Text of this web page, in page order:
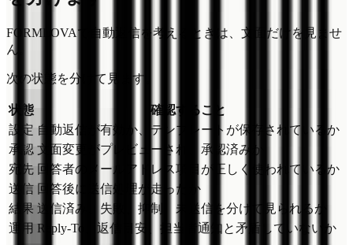
FORMLOVAで自動返信を考えるときは、文面だけを見ませ
ん。
次の状態を分けて見ます。
状態
確認すること
設定 自動返信が有効か、テンプレートが保存されているか
承認 文面変更がプレビューされ、承認済みか
宛先 回答者のメールアドレス項目が正しく使われているか
送信 回答後に送信処理が走ったか
結果 送信済み、失敗、抑制、未送信を分けて見られるか
運用 Reply-To、返信目安、担当者通知と矛盾していないか